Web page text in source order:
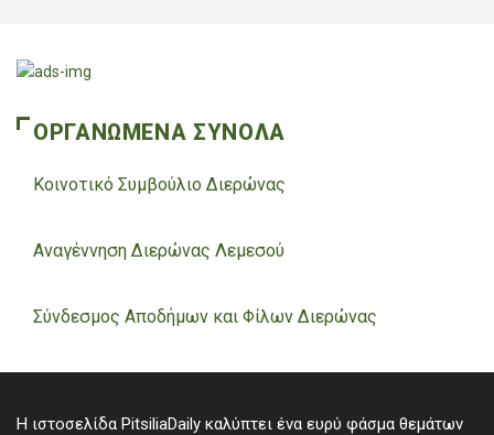
ΟΡΓΑΝΩΜΕΝΑ ΣΥΝΟΛΑ
Κοινοτικό Συμβούλιο Διερώνας
Αναγέννηση Διερώνας Λεμεσού
Σύνδεσμος Αποδήμων και Φίλων Διερώνας
Η ιστοσελίδα PitsiliaDaily καλύπτει ένα ευρύ φάσμα θεμάτων